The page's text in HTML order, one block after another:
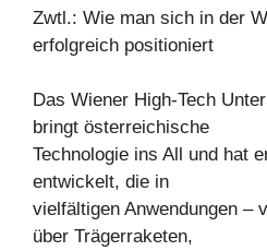
Zwtl.: Wie man sich in der
erfolgreich positioniert
Das Wiener High-Tech
bringt österreichische
Technologie ins All und hat
entwickelt, die in
vielfältigen Anwendungen –
über Trägerraketen,